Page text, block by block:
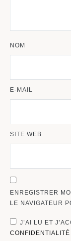
NOM
E-MAIL
SITE WEB
ENREGISTRER
LE NAVIGATEUR
J’AI LU ET
CONFIDENTIALITÉ